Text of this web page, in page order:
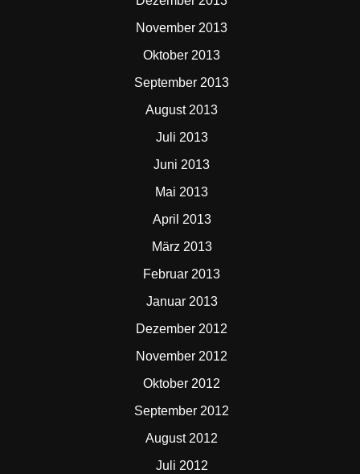
November 2013
Oktober 2013
September 2013
August 2013
Juli 2013
Juni 2013
Mai 2013
April 2013
März 2013
Februar 2013
Januar 2013
Dezember 2012
November 2012
Oktober 2012
September 2012
August 2012
Juli 2012